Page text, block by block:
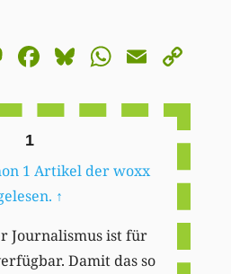
Mastodon
Facebook
BlueskyEmail
1
1 Artikel der woxx
↑
Journalismus ist für
Damit das so